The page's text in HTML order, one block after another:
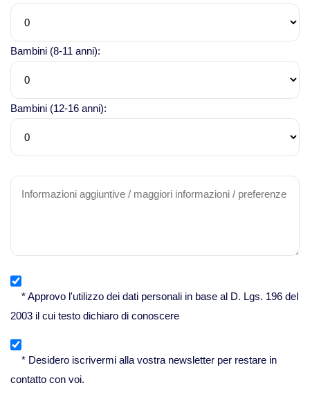
Bambini (8-11 anni):
Bambini (12-16 anni):
* Approvo l'utilizzo dei dati personali in base al D. Lgs. 196 del
2003 il cui testo dichiaro di conoscere
* Desidero iscrivermi alla vostra newsletter per restare in
contatto con voi.